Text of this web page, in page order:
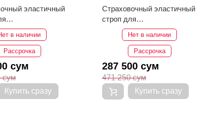
эластичный
15.8кг
в наличии
Рассрочка
сум
сум
Купить сразу
Страховочный эластичный
строп для
электроинструмента
MILWAUKEE 4.5кг
Нет в наличии
Рассрочка
287 500 сум
471 250 сум
Купить сразу